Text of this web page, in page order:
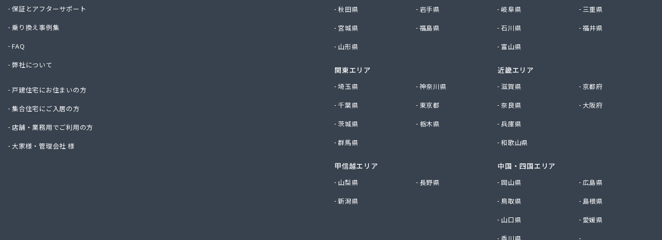
保証とアフターサポート
乗り換え事例集
FAQ
弊社について
戸建住宅にお住まいの方
集合住宅にご入居の方
店舗・業務用でご利用の方
大家様・管理会社 様
秋田県
岩手県
宮城県
福島県
山形県
関東エリア
埼玉県
神奈川県
千葉県
東京都
茨城県
栃木県
群馬県
甲信越エリア
山梨県
長野県
新潟県
岐阜県
三重県
石川県
福井県
富山県
近畿エリア
滋賀県
京都府
奈良県
大阪府
兵庫県
和歌山県
中国・四国エリア
岡山県
広島県
鳥取県
島根県
山口県
愛媛県